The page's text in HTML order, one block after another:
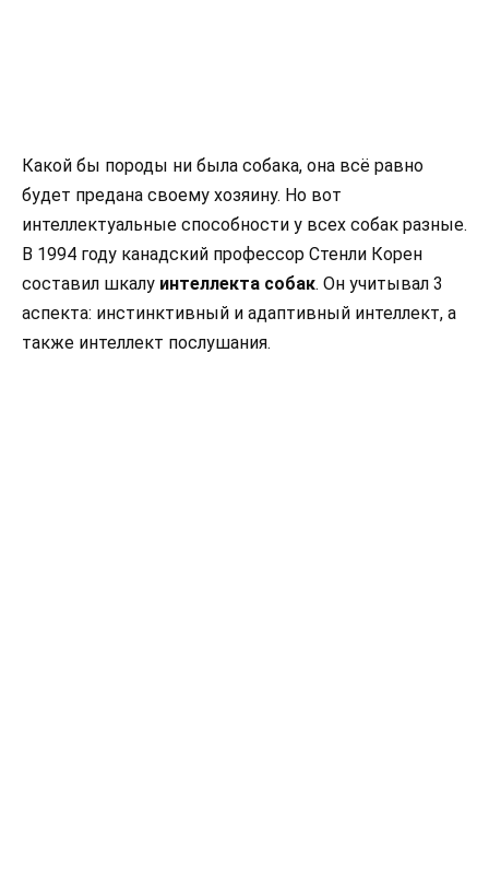
Какой бы породы ни была собака, она всё равно
будет предана своему хозяину. Но вот
интеллектуальные способности у всех собак разные.
В 1994 году канадский профессор Стенли Корен
составил шкалу интеллекта собак. Он учитывал 3
аспекта: инстинктивный и адаптивный интеллект, а
также интеллект послушания.